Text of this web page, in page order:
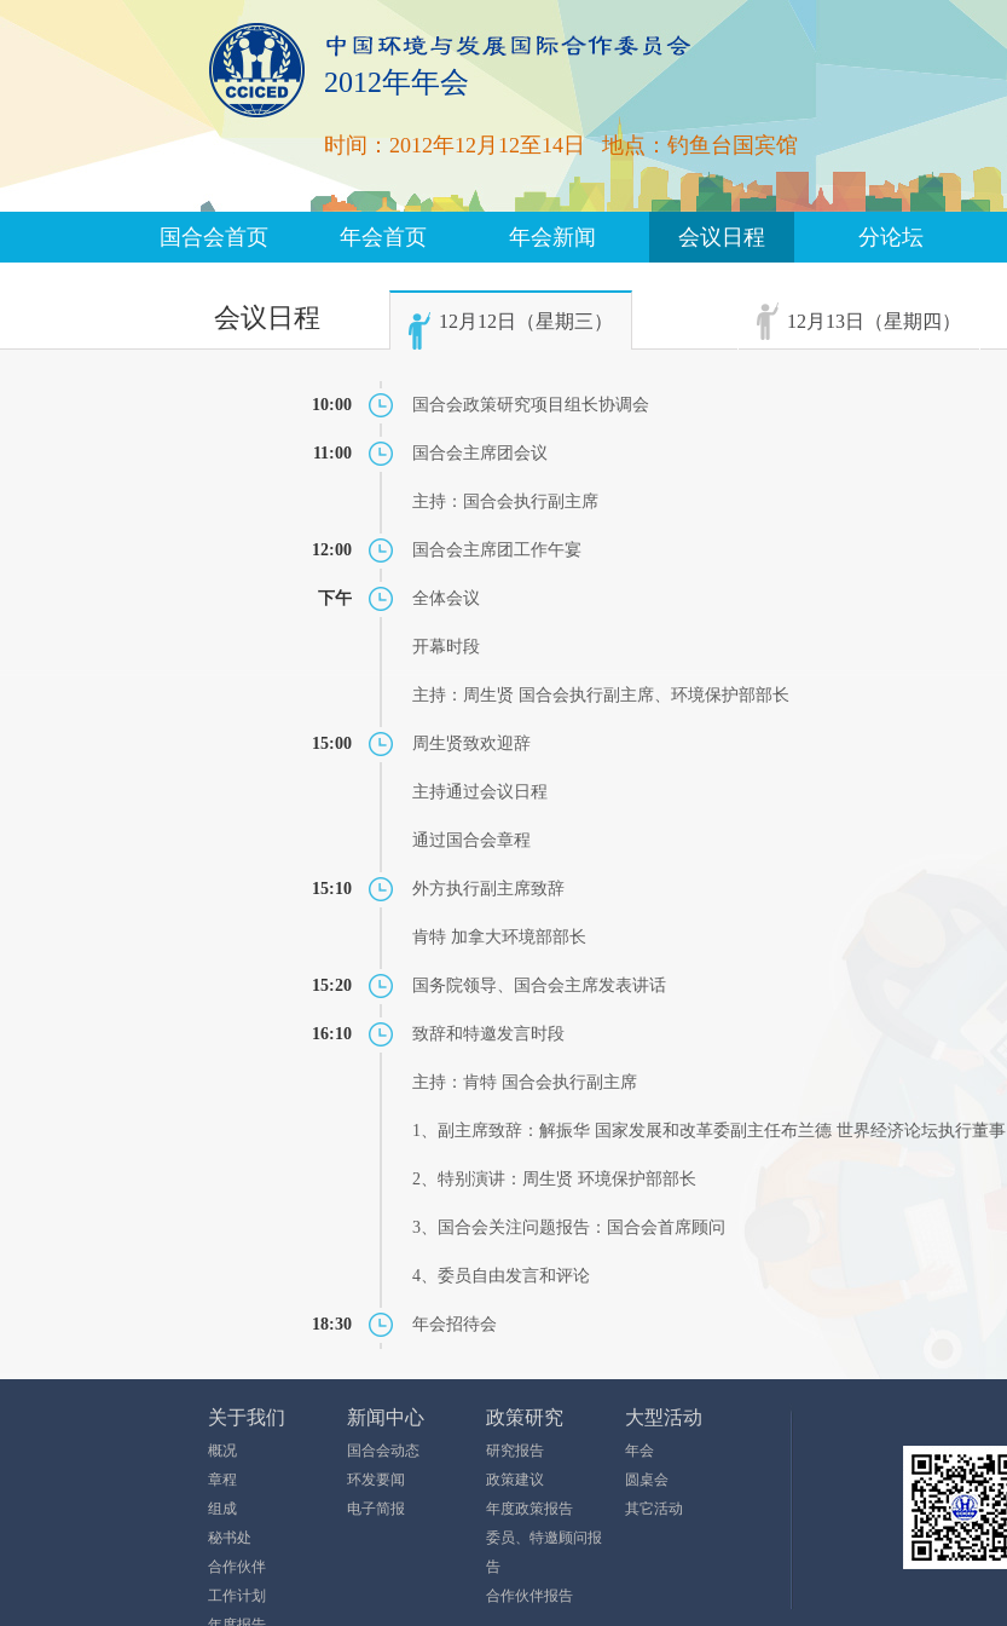
2012年年会
时间：2012年12月12至14日 地点：钓鱼台国宾馆
国合会首页 年会首页 年会新闻 会议日程 分论坛
会议日程 12月12日（星期三） 12月13日（星期四）
10:00 国合会政策研究项目组长协调会
11:00 国合会主席团会议
主持：国合会执行副主席
12:00 国合会主席团工作午宴
下午 全体会议
开幕时段
主持：周生贤 国合会执行副主席、环境保护部部长
15:00 周生贤致欢迎辞
主持通过会议日程
通过国合会章程
15:10 外方执行副主席致辞
肯特 加拿大环境部部长
15:20 国务院领导、国合会主席发表讲话
16:10 致辞和特邀发言时段
主持：肯特 国合会执行副主席
1、副主席致辞：解振华 国家发展和改革委副主任布兰德 世界经济论坛执行董事
2、特别演讲：周生贤 环境保护部部长
3、国合会关注问题报告：国合会首席顾问
4、委员自由发言和评论
18:30 年会招待会
关于我们
概况
章程
组成
秘书处
合作伙伴
工作计划
新闻中心
国合会动态
环发要闻
电子简报
政策研究
研究报告
政策建议
年度政策报告
委员、特邀顾问报
告
合作伙伴报告
大型活动
年会
圆桌会
其它活动